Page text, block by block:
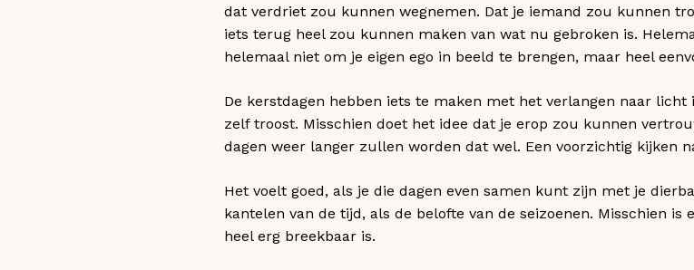
dat verdriet zou kunnen wegnemen. Dat je iemand zou kunnen
iets terug heel zou kunnen maken van wat nu gebroken is.
helemaal niet om je eigen ego in beeld te brengen, maar heel
De kerstdagen hebben iets te maken met het verlangen naar
zelf troost. Misschien doet het idee dat je erop zou kunnen
dagen weer langer zullen worden dat wel. Een voorzichtig kijken
Het voelt goed, als je die dagen even samen kunt zijn met je
kantelen van de tijd, als de belofte van de seizoenen. Misschien
heel erg breekbaar is.